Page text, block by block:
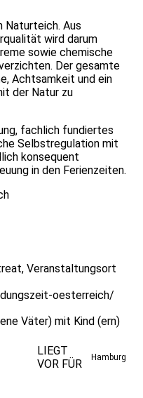
Naturteich. Aus
wird darum
sowie chemische
Der gesamte
Achtsamkeit und ein
der Natur zu
fachlich fundiertes
Selbstregulation mit
konsequent
in den Ferienzeiten.
Veranstaltungsort
oesterreich/
Väter) mit Kind (ern)
LIEGT
VOR FÜR
Hamburg